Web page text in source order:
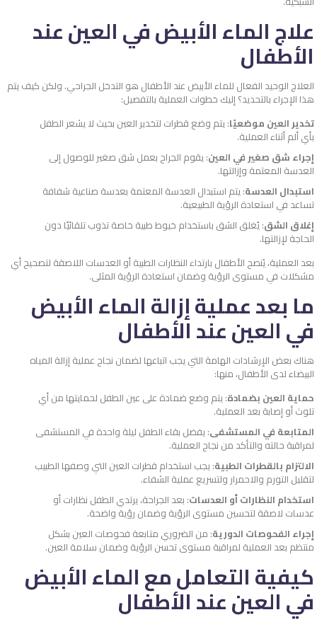
علاج الماء الأبيض في العين عند
الأطفال
العلاج الوحيد الفعال للماء الأبيض عند الأطفال هو التدخل الجراحي. ولكن كيف يتم
هذا الإجراء بالتحديد؟ إليك خطوات العملية بالتفصيل:
تخدير العين موضعيًا: يتم وضع قطرات لتخدير العين بحيث لا يشعر الطفل
بأي ألم أثناء العملية.
إجراء شق صغير في العين: يقوم الجراح بعمل شق صغير للوصول إلى
العدسة المعتمة وإزالتها.
استبدال العدسة: يتم استبدال العدسة المعتمة بعدسة صناعية شفافة
تساعد في استعادة الرؤية الطبيعية.
إغلاق الشق: يُغلق الشق باستخدام خيوط طبية خاصة تذوب تلقائيًا دون
الحاجة لإزالتها.
بعد العملية، يُنصح الأطفال بارتداء النظارات الطبية أو العدسات اللاصقة لتصحيح أي
مشكلات في مستوى الرؤية وضمان استعادة الرؤية المثلى.
ما بعد عملية إزالة الماء الأبيض
في العين عند الأطفال
هناك بعض الإرشادات الهامة التي يجب اتباعها لضمان نجاح عملية إزالة المياه
البيضاء لدى الأطفال، منها:
حماية العين بضمادة: يتم وضع ضمادة على عين الطفل لحمايتها من أي
تلوث أو إصابة بعد العملية.
المتابعة في المستشفى: يفضل بقاء الطفل ليلة واحدة في المستشفى
لمراقبة حالته والتأكد من نجاح العملية.
الالتزام بالقطرات الطبية: يجب استخدام قطرات العين التي وصفها الطبيب
لتقليل التورم والاحمرار ولتسريع عملية الشفاء.
استخدام النظارات أو العدسات: بعد الجراحة، يرتدي الطفل نظارات أو
عدسات لاصقة لتحسين مستوى الرؤية وضمان رؤية واضحة.
إجراء الفحوصات الدورية: من الضروري متابعة فحوصات العين بشكل
منتظم بعد العملية لمراقبة مستوى تحسن الرؤية وضمان سلامة العين.
كيفية التعامل مع الماء الأبيض
في العين عند الأطفال